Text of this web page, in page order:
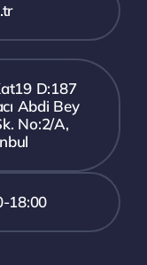
D:187
Abdi Bey
No:2/A,
18:00